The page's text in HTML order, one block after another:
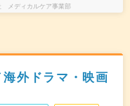
メディカルケア事業部
外ドラマ・映画